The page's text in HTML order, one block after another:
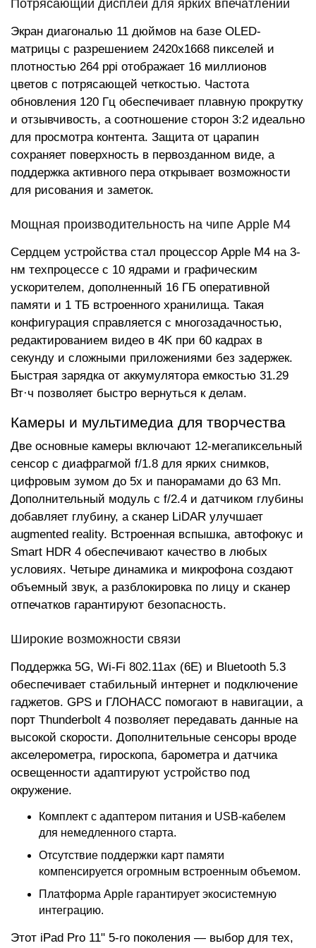
Потрясающий дисплей для ярких впечатлений
Экран диагональю 11 дюймов на базе OLED-
матрицы с разрешением 2420x1668 пикселей и
плотностью 264 ppi отображает 16 миллионов
цветов с потрясающей четкостью. Частота
обновления 120 Гц обеспечивает плавную прокрутку
и отзывчивость, а соотношение сторон 3:2 идеально
для просмотра контента. Защита от царапин
сохраняет поверхность в первозданном виде, а
поддержка активного пера открывает возможности
для рисования и заметок.
Мощная производительность на чипе Apple M4
Сердцем устройства стал процессор Apple M4 на 3-
нм техпроцессе с 10 ядрами и графическим
ускорителем, дополненный 16 ГБ оперативной
памяти и 1 ТБ встроенного хранилища. Такая
конфигурация справляется с многозадачностью,
редактированием видео в 4K при 60 кадрах в
секунду и сложными приложениями без задержек.
Быстрая зарядка от аккумулятора емкостью 31.29
Вт·ч позволяет быстро вернуться к делам.
Камеры и мультимедиа для творчества
Две основные камеры включают 12-мегапиксельный
сенсор с диафрагмой f/1.8 для ярких снимков,
цифровым зумом до 5x и панорамами до 63 Мп.
Дополнительный модуль с f/2.4 и датчиком глубины
добавляет глубину, а сканер LiDAR улучшает
augmented reality. Встроенная вспышка, автофокус и
Smart HDR 4 обеспечивают качество в любых
условиях. Четыре динамика и микрофона создают
объемный звук, а разблокировка по лицу и сканер
отпечатков гарантируют безопасность.
Широкие возможности связи
Поддержка 5G, Wi-Fi 802.11ax (6E) и Bluetooth 5.3
обеспечивает стабильный интернет и подключение
гаджетов. GPS и ГЛОНАСС помогают в навигации, а
порт Thunderbolt 4 позволяет передавать данные на
высокой скорости. Дополнительные сенсоры вроде
акселерометра, гироскопа, барометра и датчика
освещенности адаптируют устройство под
окружение.
Комплект с адаптером питания и USB-кабелем
для немедленного старта.
Отсутствие поддержки карт памяти
компенсируется огромным встроенным объемом.
Платформа Apple гарантирует экосистемную
интеграцию.
Этот iPad Pro 11" 5-го поколения — выбор для тех,